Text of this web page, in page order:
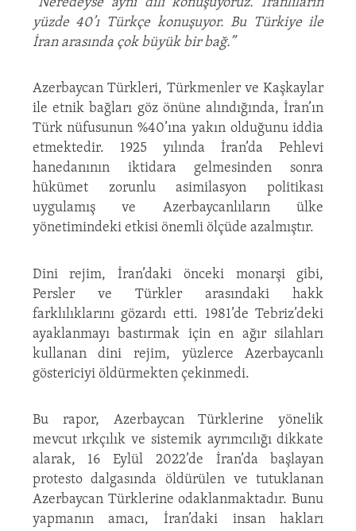
yüzde 40’ı Türkçe konuşuyor. Bu Türkiye ile
İran arasında çok büyük bir bağ.”
Azerbaycan Türkleri, Türkmenler ve Kaşkaylar
ile etnik bağları göz önüne alındığında, İran’ın
Türk nüfusunun %40’ına yakın olduğunu iddia
etmektedir. 1925 yılında İran’da Pehlevi
hanedanının iktidara gelmesinden sonra
hükümet zorunlu asimilasyon politikası
uygulamış ve Azerbaycanlıların ülke
yönetimindeki etkisi önemli ölçüde azalmıştır.
Dini rejim, İran’daki önceki monarşi gibi,
Persler ve Türkler arasındaki hakk
farklılıklarını gözardı etti. 1981’de Tebriz’deki
ayaklanmayı bastırmak için en ağır silahları
kullanan dini rejim, yüzlerce Azerbaycanlı
göstericiyi öldürmekten çekinmedi.
Bu rapor, Azerbaycan Türklerine yönelik
mevcut ırkçılık ve sistemik ayrımcılığı dikkate
alarak, 16 Eylül 2022’de İran’da başlayan
protesto dalgasında öldürülen ve tutuklanan
Azerbaycan Türklerine odaklanmaktadır. Bunu
yapmanın amacı, İran’daki insan hakları